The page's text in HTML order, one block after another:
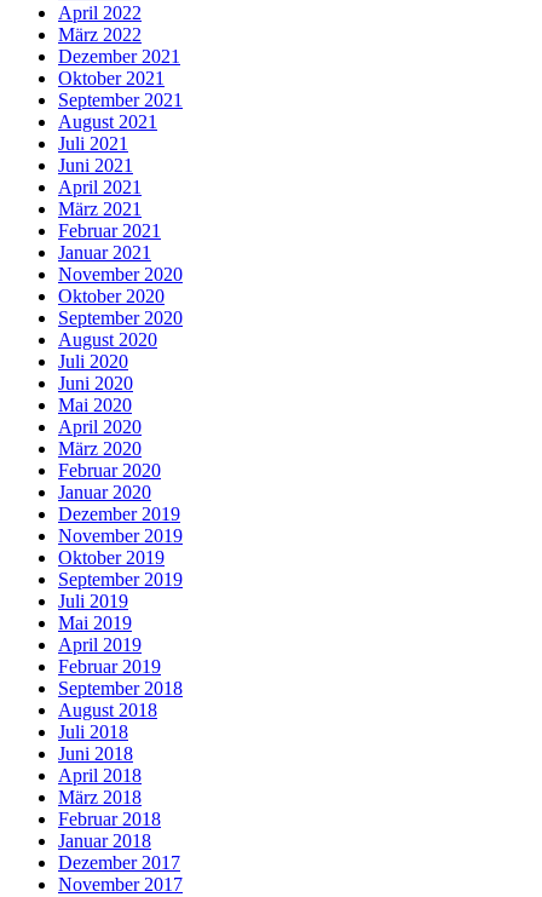
April 2022
März 2022
Dezember 2021
Oktober 2021
September 2021
August 2021
Juli 2021
Juni 2021
April 2021
März 2021
Februar 2021
Januar 2021
November 2020
Oktober 2020
September 2020
August 2020
Juli 2020
Juni 2020
Mai 2020
April 2020
März 2020
Februar 2020
Januar 2020
Dezember 2019
November 2019
Oktober 2019
September 2019
Juli 2019
Mai 2019
April 2019
Februar 2019
September 2018
August 2018
Juli 2018
Juni 2018
April 2018
März 2018
Februar 2018
Januar 2018
Dezember 2017
November 2017